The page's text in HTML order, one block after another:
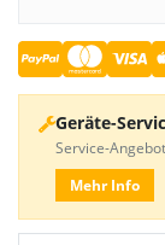
Geräte-
Service-
Mehr Info